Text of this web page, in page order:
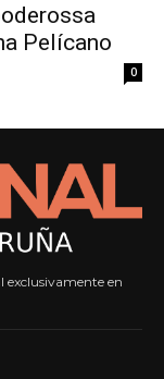
Pelícano
0
exclusivamente en